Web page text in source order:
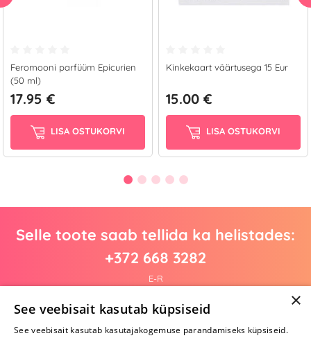
Feromooni parfüüm Epicurien
(50 ml)
17.95 €
LISA OSTUKORVI
Kinkekaart väärtusega 15 Eur
15.00 €
LISA OSTUKORVI
Selle toote saab tellida ka helistades:
+372 668 3282
E-R
Arvustusi veel pole
×
See veebisait kasutab küpsiseid
See veebisait kasutab kasutajakogemuse parandamiseks küpsiseid.